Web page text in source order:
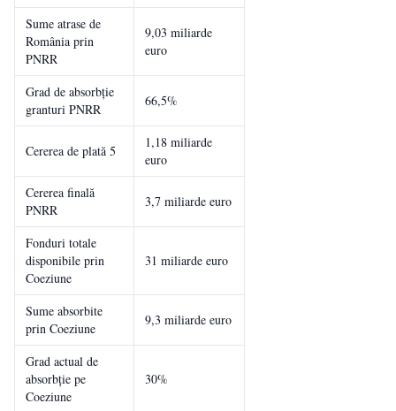
Sume atrase de
România prin
PNRR
9,03 miliarde
euro
Grad de absorbție
granturi PNRR
66,5%
Cererea de plată 5
1,18 miliarde
euro
Cererea finală
PNRR
3,7 miliarde euro
Fonduri totale
disponibile prin
Coeziune
31 miliarde euro
Sume absorbite
prin Coeziune
9,3 miliarde euro
Grad actual de
absorbție pe
Coeziune
30%